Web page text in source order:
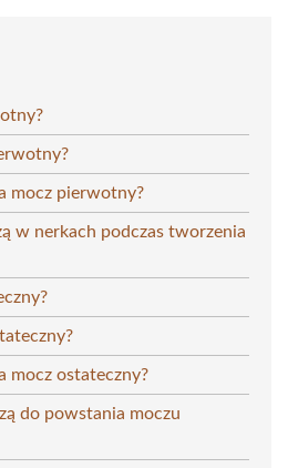
mocz pierwotny?
w nerkach podczas tworzenia
mocz ostateczny?
do powstania moczu